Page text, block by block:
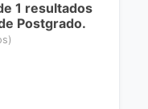
1 resultados
Postgrado.